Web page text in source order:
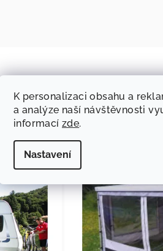
K personalizaci obsahu a
a analýze naší návštěvnosti
informacízde.
Nastavení